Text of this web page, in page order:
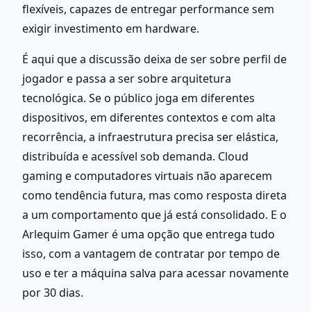
flexíveis, capazes de entregar performance sem
exigir investimento em hardware.
É aqui que a discussão deixa de ser sobre perfil de
jogador e passa a ser sobre arquitetura
tecnológica. Se o público joga em diferentes
dispositivos, em diferentes contextos e com alta
recorrência, a infraestrutura precisa ser elástica,
distribuída e acessível sob demanda. Cloud
gaming e computadores virtuais não aparecem
como tendência futura, mas como resposta direta
a um comportamento que já está consolidado. E o
Arlequim Gamer é uma opção que entrega tudo
isso, com a vantagem de contratar por tempo de
uso e ter a máquina salva para acessar novamente
por 30 dias.